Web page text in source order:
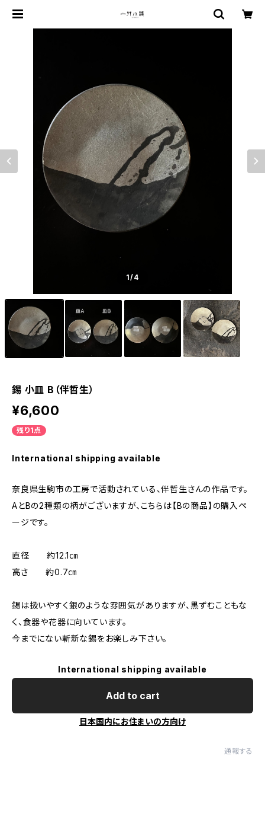
1/4
錫 小皿 B（伴哲生）
¥6,600
残り1点
International shipping available
奈良県生駒市の工房で活動されている、伴哲生さんの作品です。
AとBの2種類の柄がございますが、こちらは【Bの商品】の購入ペ
ージです。
直径 約12.1㎝
高さ 約0.7㎝
錫は扱いやすく銀のような雰囲気がありますが、黒ずむこともな
く、食器や花器に向いています。
今までにない斬新な錫をお楽しみ下さい。
International shipping available
Add to cart
日本国内にお住まいの方向け
通報する